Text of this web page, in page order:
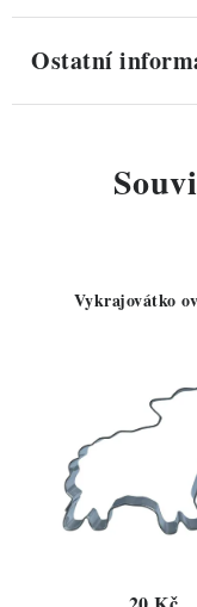
Ostatní
Vykrajovátko